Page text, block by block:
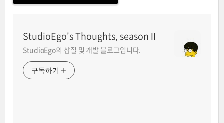
StudioEgo's Thoughts, seasonⅡ
StudioEgo의 삽질 및 개발 블로그입니다.
구독하기